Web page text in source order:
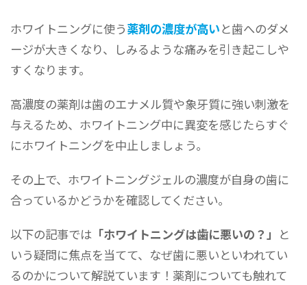
ホワイトニングに使う薬剤の濃度が高いと歯へのダメ
ージが大きくなり、しみるような痛みを引き起こしや
すくなります。
高濃度の薬剤は歯のエナメル質や象牙質に強い刺激を
与えるため、ホワイトニング中に異変を感じたらすぐ
にホワイトニングを中止しましょう。
その上で、ホワイトニングジェルの濃度が自身の歯に
合っているかどうかを確認してください。
以下の記事では 「ホワイトニングは歯に悪いの？」 と
いう疑問に焦点を当てて、なぜ歯に悪いといわれてい
るのかについて解説ています！薬剤についても触れて